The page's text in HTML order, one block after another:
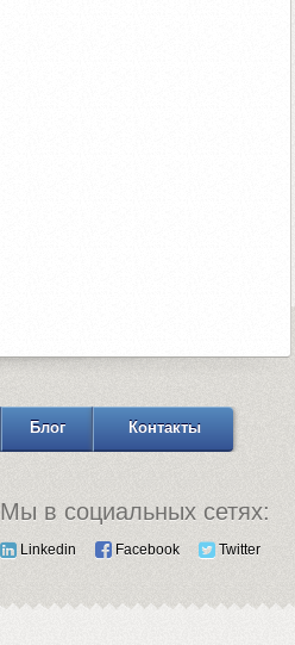
Блог Контакты
Мы в социальных сетях:
Linkedin Facebook Twitter